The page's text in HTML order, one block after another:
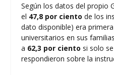
Según los datos del propio
el 47,8 por ciento de los
dato disponible) era
universitarios en sus
a 62,3 por ciento si solo
respondieron sobre la